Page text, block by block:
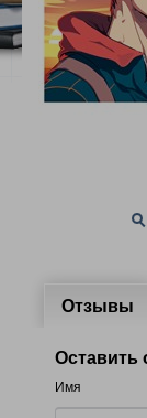
Отзывы
Оставить
Имя